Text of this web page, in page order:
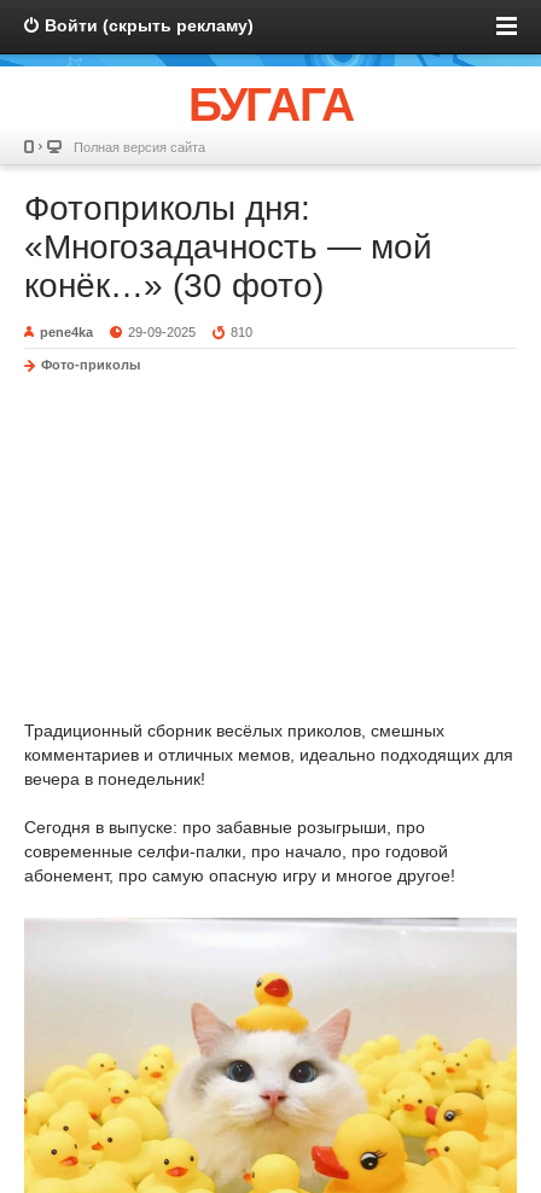
Войти (скрыть рекламу)
БУГАГА
Полная версия сайта
Фотоприколы дня:
«Многозадачность — мой
конёк…» (30 фото)
pene4ka 29-09-2025 810
Фото-приколы
Традиционный сборник весёлых приколов, смешных
комментариев и отличных мемов, идеально подходящих для
вечера в понедельник!
Сегодня в выпуске: про забавные розыгрыши, про
современные селфи-палки, про начало, про годовой
абонемент, про самую опасную игру и многое другое!